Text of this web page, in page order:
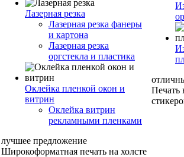
Лазерная резка
Лазерная резка фанеры
и картона
Лазерная резка
оргстекла и пластика
Оклейка пленкой окон и
витрин
Оклейка витрин
рекламными пленками
лучшее предложение
Широкоформатная печать на холсте
Печать